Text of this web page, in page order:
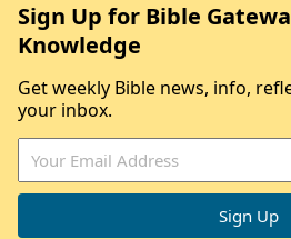
Sign Up for Bible
Knowledge
Get weekly Bible news, info,
your inbox.